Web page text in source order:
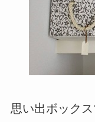
思い出ボック